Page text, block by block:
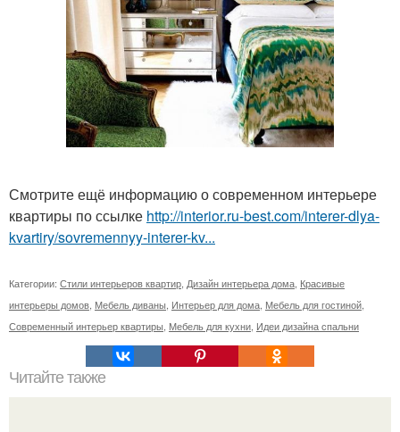
Смотрите ещё информацию о современном интерьере
квартиры по ссылке http://interior.ru-best.com/interer-dlya-
kvartiry/sovremennyy-interer-kv...
Категории: Стили интерьеров квартир Дизайн интерьера дома Красивые
интерьеры домов Мебель диваны Интерьер для дома Мебель для гостиной
Современный интерьер квартиры Мебель для кухни Идеи дизайна спальни
Читайте также